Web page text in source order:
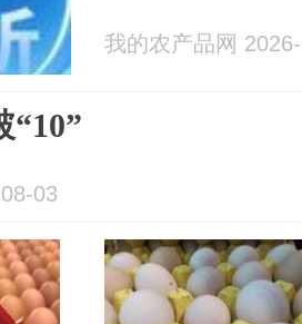
我的农产品网
“10”
03